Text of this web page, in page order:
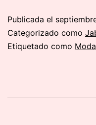
Publicada el
Categorizado como
Etiquetado como Moda